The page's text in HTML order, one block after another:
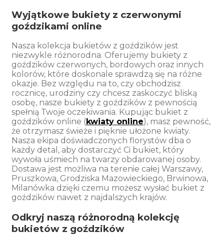
Wyjątkowe bukiety z czerwonymi
goździkami online
Nasza kolekcja bukietów z goździków jest
niezwykle różnorodna. Oferujemy bukiety z
goździków czerwonych, bordowych oraz innych
kolorów, które doskonale sprawdzą się na różne
okazje. Bez względu na to, czy obchodzisz
rocznicę, urodziny czy chcesz zaskoczyć bliską
osobę, nasze bukiety z goździków z pewnością
spełnią Twoje oczekiwania. Kupując bukiet z
goździków online ( kwiaty online), masz pewność,
że otrzymasz świeże i pięknie ułożone kwiaty.
Nasza ekipa doświadczonych florystów dba o
każdy detal, aby dostarczyć Ci bukiet, który
wywoła uśmiech na twarzy obdarowanej osoby.
Dostawa jest możliwa na terenie całej Warszawy,
Pruszkowa, Grodziska Mazowieckiego, Brwinowa,
Milanówka dzięki czemu możesz wysłać bukiet z
goździków nawet z najdalszych krajów.
Odkryj naszą różnorodną kolekcję
bukietów z goździków